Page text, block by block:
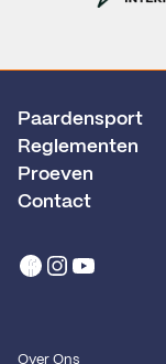
Paardensport
Reglementen
Proeven
Contact
Over Ons